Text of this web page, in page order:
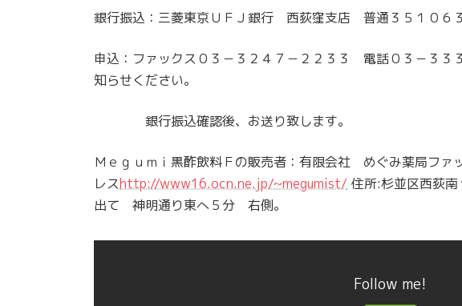
銀行振込：三菱東京ＵＦＪ銀行 西荻窪支店 普通３５１０
申込：ファックス０３－３２４７－２２３３ 電話０３－３
知らせください。
銀行振込確認後、お送り致します。
Ｍｅｇｕｍｉ黒酢飲料Ｆの販売者：有限会社 めぐみ薬局フ
レスhttp://www16.ocn.ne.jp/~megumist/ 住所:杉並区西荻
出て 神明通り東へ５分 右側。
Follow me!